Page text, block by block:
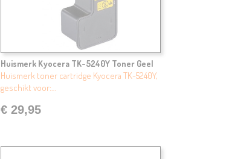
Huismerk Kyocera TK-5240Y Toner Geel
Huismerk toner cartridge Kyocera TK-5240Y,
geschikt voor:…
€ 29,95